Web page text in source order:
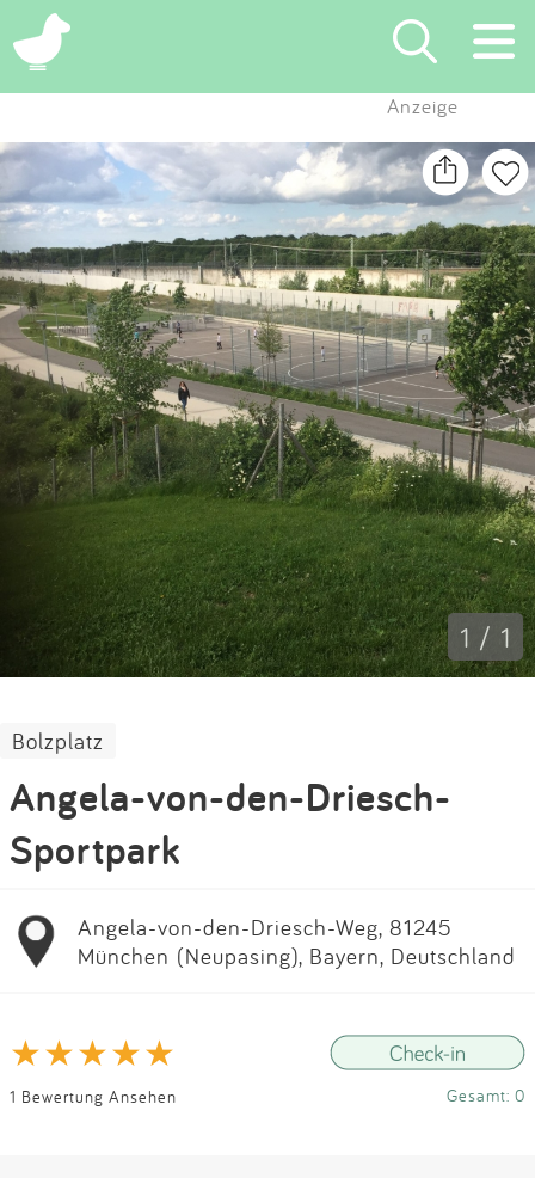
×
Suchen
Eintragen
App
Blog
Partner
Kontakt
Impressum
Anmelden
Anzeige
1 / 1
Bolzplatz
Angela-von-den-Driesch-
Sportpark
Angela-von-den-Driesch-Weg, 81245
München (Neupasing), Bayern, Deutschland
1 Bewertung Ansehen Gesamt: 0